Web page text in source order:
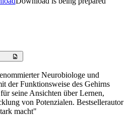
Neurobiologe und
der Funktionsweise des Gehirns
seine Ansichten über Lernen,
von Potenzialen. Bestsellerautor
macht"